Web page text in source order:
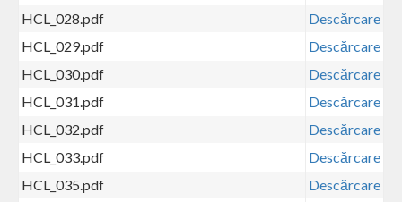
HCL_028.pdf
Descărcare
HCL_029.pdf
Descărcare
HCL_030.pdf
Descărcare
HCL_031.pdf
Descărcare
HCL_032.pdf
Descărcare
HCL_033.pdf
Descărcare
HCL_035.pdf
Descărcare